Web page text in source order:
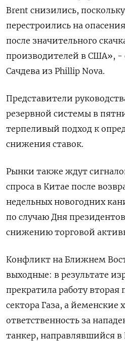
Brent снизились,
перестроились на
после значительного
производителей в США»,
Сачдева из Phillip Nova.
Представители
резервной системы в
терпеливый подход к
снижения ставок.
Рынки также ждут
спроса в Китае после
недельных новогодних
по случаю Дня
снижению торговой
Конфликт на Ближнем
выходные: в результате
прекратила работу
сектора Газа, а йеменские
ответственность за
танкер, направлявшийся